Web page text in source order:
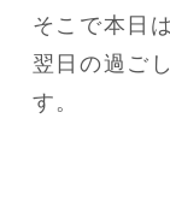
そこで本日
翌日の過ご
す。